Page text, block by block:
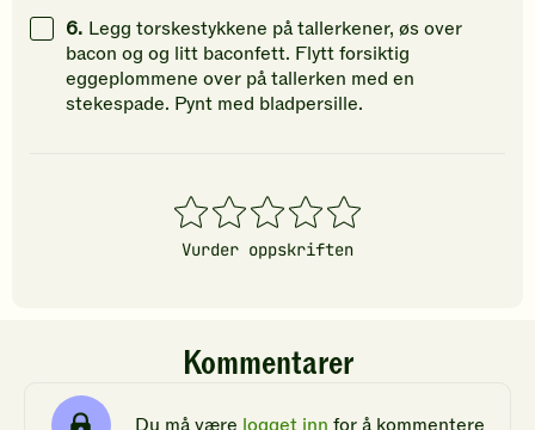
6. Legg torskestykkene på tallerkener, øs over
bacon og og litt baconfett. Flytt forsiktig
eggeplommene over på tallerken med en
stekespade. Pynt med bladpersille.
1
stjerner
2
stjerner
3
stjerner
4
stjerner
5
stjerner
Vurder oppskriften
Kommentarer